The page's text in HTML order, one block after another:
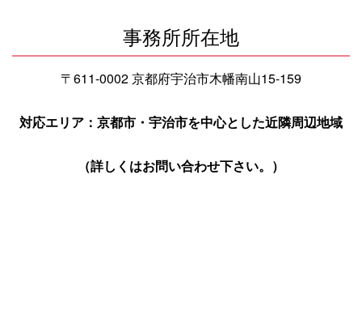
事務所所在地
〒611-0002 京都府宇治市木幡南山15-159
対応エリア：京都市・宇治市を中心とした近隣周辺地域
（詳しくはお問い合わせ下さい。）